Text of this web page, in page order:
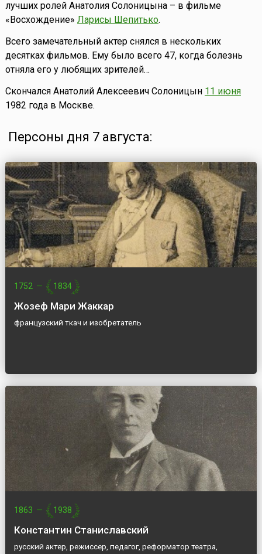
лучших ролей Анатолия Солоницына – в фильме
«Восхождение» Ларисы Шепитько.
Всего замечательный актер снялся в нескольких
десятках фильмов. Ему было всего 47, когда болезнь
отняла его у любящих зрителей…
Скончался Анатолий Алексеевич Солоницын 11 июня
1982 года в Москве.
Персоны дня 7 августа:
1752 — 1834
Жозеф Мари Жаккар
французский ткач и изобретатель
1863 — 1938
Константин Станиславский
русский актер, режиссер, педагог, реформатор театра,